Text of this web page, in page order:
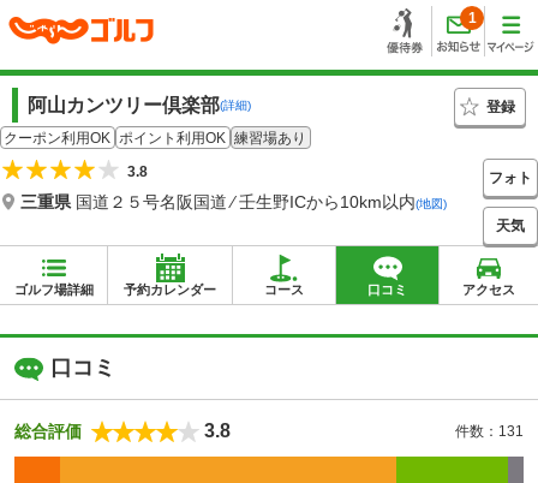
1
阿山カンツリー倶楽部(詳細)
登録
クーポン利用OK ポイント利用OK 練習場あり
3.8
三重県 国道２５号名阪国道 ⁄ 壬生野ICから10km以内(地図)
フォト
天気
ゴルフ場詳細 予約カレンダー コース 口コミ アクセス
口コミ
総合評価 3.8 件数：131